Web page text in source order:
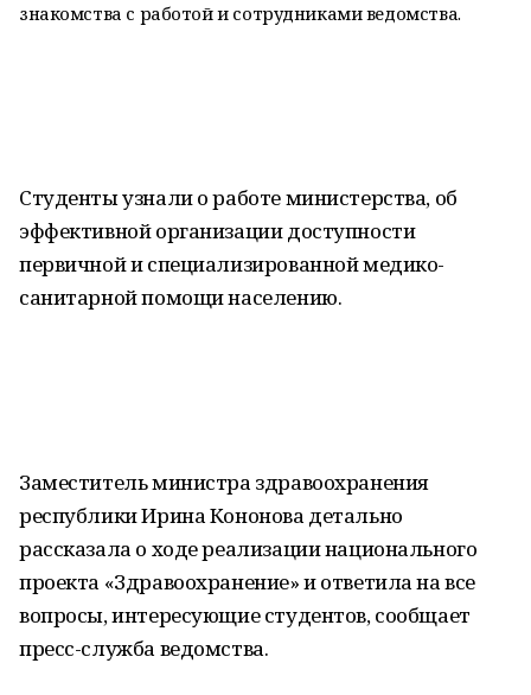
знакомства с работой и сотрудниками ведомства.
Студенты узнали о работе министерства, об
эффективной организации доступности
первичной и специализированной медико-
санитарной помощи населению.
Заместитель министра здравоохранения
республики Ирина Кононова детально
рассказала о ходе реализации национального
проекта «Здравоохранение» и ответила на все
вопросы, интересующие студентов, сообщает
пресс-служба ведомства.